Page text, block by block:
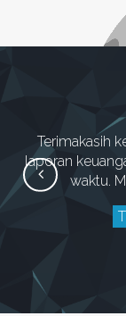
Terimakasih
laporan
waktu.